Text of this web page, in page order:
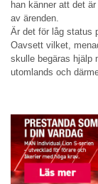
han känner att det
av ärenden.
Är det för låg status
Oavsett vilket,
skulle begäras hjälp
utomlands och